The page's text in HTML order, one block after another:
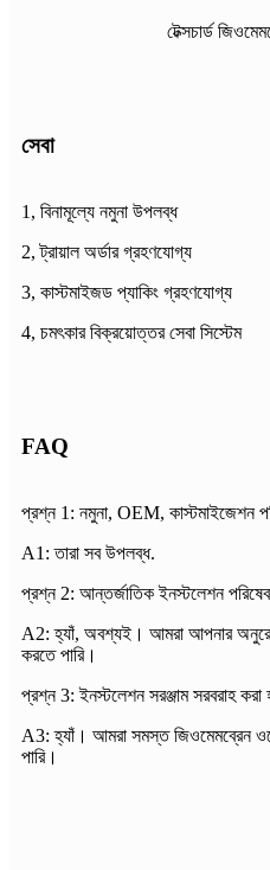
টেক্সচার্ড
সেবা
1, বিনামূল্যে নমুনা উপলব্ধ
2, ট্রায়াল অর্ডার গ্রহণযোগ্য
3, কাস্টমাইজড প্যাকিং গ্রহণযোগ্য
4, চমৎকার বিক্রয়োত্তর সেবা সিস্টেম
FAQ
প্রশ্ন 1: নমুনা, OEM, কাস্টমাইজেশন
A1: তারা সব উপলব্ধ.
প্রশ্ন 2: আন্তর্জাতিক ইনস্টলেশন
A2: হ্যাঁ, অবশ্যই। আমরা আপনার
করতে পারি।
প্রশ্ন 3: ইনস্টলেশন সরঞ্জাম সরবরাহ করা
A3: হ্যাঁ। আমরা সমস্ত জিওমেমব্রেন
পারি।